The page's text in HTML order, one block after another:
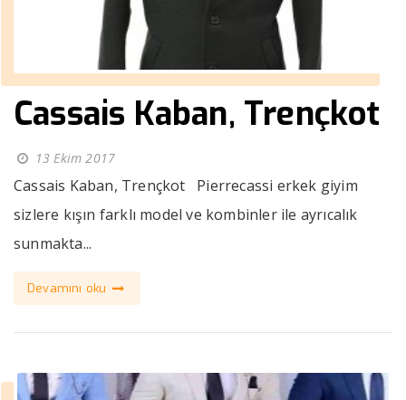
Cassais Kaban, Trençkot
13 Ekim 2017
Cassais Kaban, Trençkot Pierrecassi erkek giyim
sizlere kışın farklı model ve kombinler ile ayrıcalık
sunmakta...
Devamını oku